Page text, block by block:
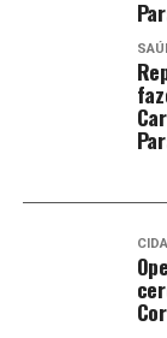
atuação e vai
jurisdicional.
todas elas
futuramente
área. Do meu
muito e tem
aprofundar as
ideias originais
atuação no
doutorado